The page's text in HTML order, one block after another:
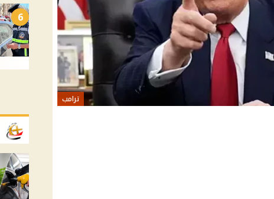
ترامب
6